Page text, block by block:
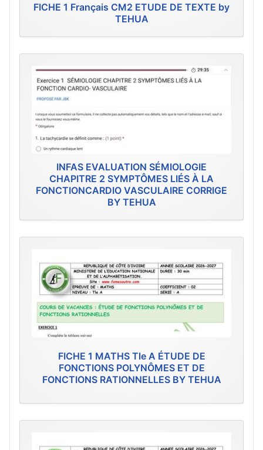
FICHE 1 Français CM2 ETUDE DE TEXTE by
TEHUA
INFAS EVALUATION SÉMIOLOGIE
CHAPITRE 2 SYMPTÔMES LIÉS À LA
FONCTIONCARDIO VASCULAIRE CORRIGE
BY TEHUA
FICHE 1 MATHS Tle A ÉTUDE DE
FONCTIONS POLYNÔMES ET DE
FONCTIONS RATIONNELLES BY TEHUA